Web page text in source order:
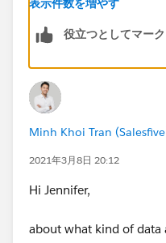
Take care of yourself
表示件数を増やす
役立つとしてマーク
Minh Khoi Tran
2021年3月8日 20:12
Hi Jennifer,
about what kind of data